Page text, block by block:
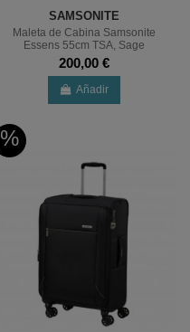
SAMSONITE
Maleta de Cabina Samsonite
Essens 55cm TSA, Sage
200,00 €
Añadir
%